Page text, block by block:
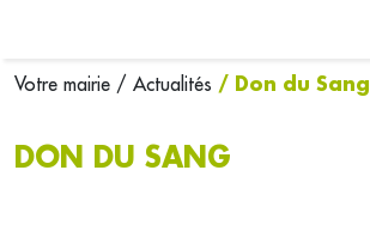
Votre mairie / Actualités / Don du Sang
DON DU SANG